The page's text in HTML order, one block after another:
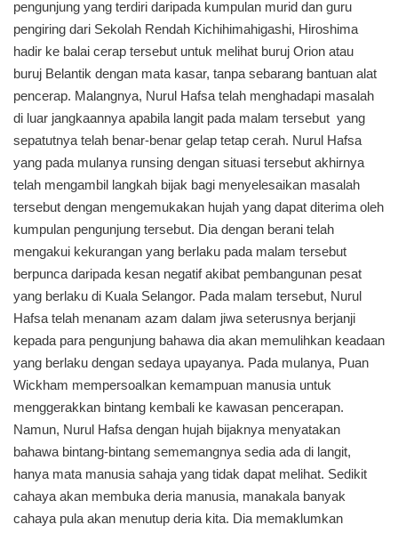
pengunjung yang terdiri daripada kumpulan murid dan guru
pengiring dari Sekolah Rendah Kichihimahigashi, Hiroshima
hadir ke balai cerap tersebut untuk melihat buruj Orion atau
buruj Belantik dengan mata kasar, tanpa sebarang bantuan alat
pencerap. Malangnya, Nurul Hafsa telah menghadapi masalah
di luar jangkaannya apabila langit pada malam tersebut yang
sepatutnya telah benar-benar gelap tetap cerah. Nurul Hafsa
yang pada mulanya runsing dengan situasi tersebut akhirnya
telah mengambil langkah bijak bagi menyelesaikan masalah
tersebut dengan mengemukakan hujah yang dapat diterima oleh
kumpulan pengunjung tersebut. Dia dengan berani telah
mengakui kekurangan yang berlaku pada malam tersebut
berpunca daripada kesan negatif akibat pembangunan pesat
yang berlaku di Kuala Selangor. Pada malam tersebut, Nurul
Hafsa telah menanam azam dalam jiwa seterusnya berjanji
kepada para pengunjung bahawa dia akan memulihkan keadaan
yang berlaku dengan sedaya upayanya. Pada mulanya, Puan
Wickham mempersoalkan kemampuan manusia untuk
menggerakkan bintang kembali ke kawasan pencerapan.
Namun, Nurul Hafsa dengan hujah bijaknya menyatakan
bahawa bintang-bintang sememangnya sedia ada di langit,
hanya mata manusia sahaja yang tidak dapat melihat. Sedikit
cahaya akan membuka deria manusia, manakala banyak
cahaya pula akan menutup deria kita. Dia memaklumkan